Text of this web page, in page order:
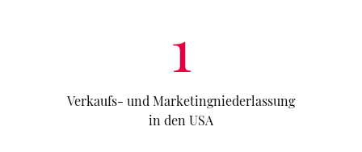
1
Verkaufs- und Marketingniederlassung
in den USA